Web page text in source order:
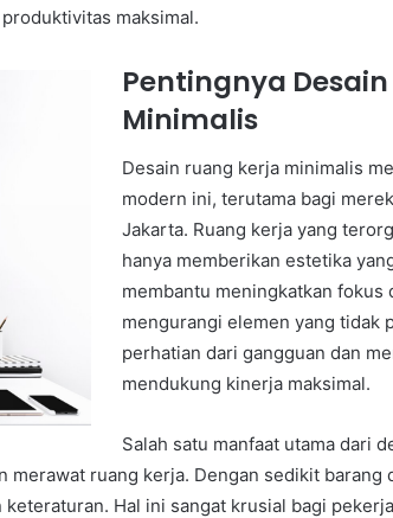
maksimal.
Pentingnya
Minimalis
Desain ruang kerja minimalis
modern ini, terutama bagi
Jakarta. Ruang kerja yang
hanya memberikan estetika
membantu meningkatkan fokus
mengurangi elemen yang tidak
perhatian dari gangguan dan
mendukung kinerja maksimal.
Salah satu manfaat utama dari
merawat ruang kerja. Dengan sedikit
Hal ini sangat krusial bagi